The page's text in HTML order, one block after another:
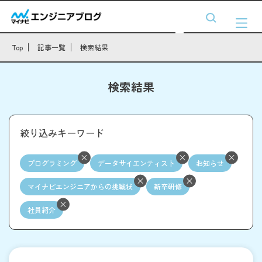
Top 記事一覧 検索結果
検索結果
絞り込みキーワード
プログラミング データサイエンティスト お知らせ
マイナビエンジニアからの挑戦状 新卒研修
社員紹介